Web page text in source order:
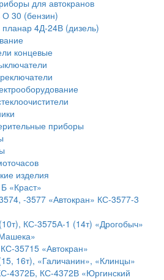
для автокранов
О 30 (бензин)
планар 4Д-24В (дизель)
концевые
приборы
изделия
«Краст»
-3577 «Автокран» КС-3577-3
КС-3575А-1 (14т) «Дрогобыч»
35715 «Автокран»
16т), «Галичанин», «Клинцы»
4372Б, КС-4372В «Юргинский